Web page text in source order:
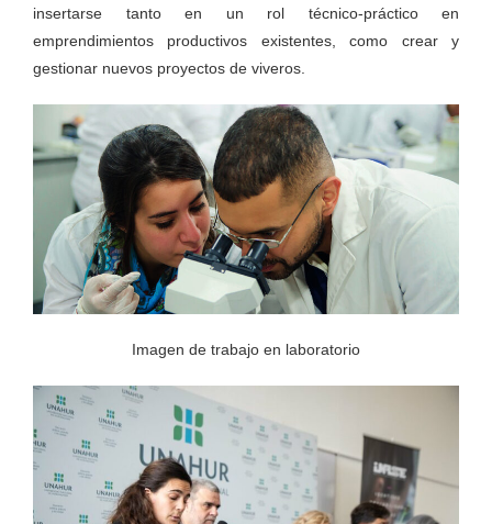
insertarse tanto en un rol técnico-práctico en
emprendimientos productivos existentes, como crear y
gestionar nuevos proyectos de viveros.
Imagen de trabajo en laboratorio